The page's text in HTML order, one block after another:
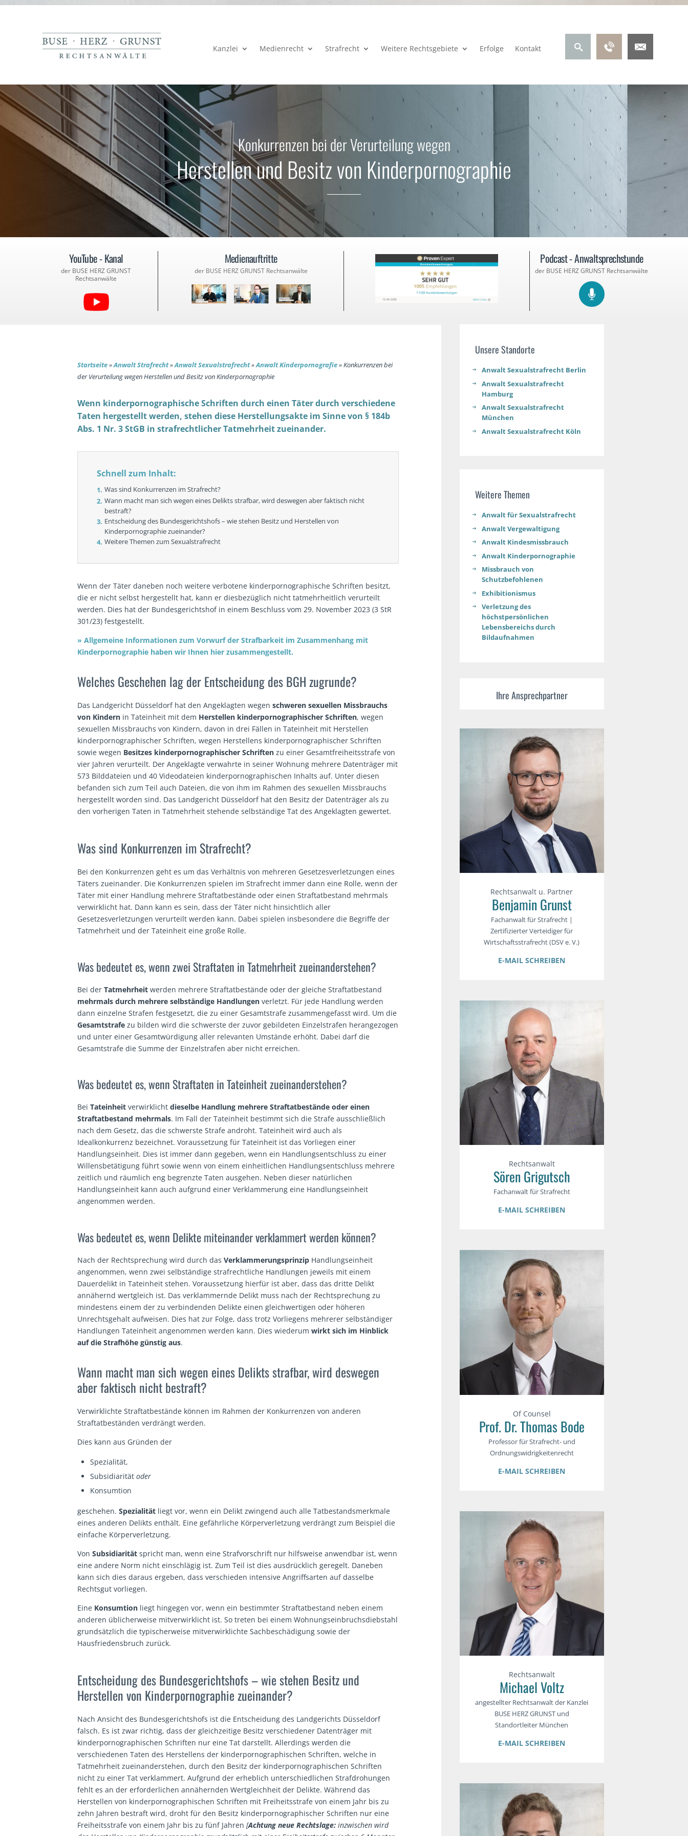
Kanzlei Medienrecht Strafrecht Weitere Rechtsgebiete Erfolge Kontakt
Konkurrenzen bei der Verurteilung wegen
Herstellen und Besitz von Kinderpornographie
YouTube - Kanal
der BUSE HERZ GRUNST
Rechtsanwälte
Medienauftritte
der BUSE HERZ GRUNST Rechtsanwälte
Podcast - Anwaltsprechstunde
der BUSE HERZ GRUNST Rechtsanwälte
Startseite»Anwalt Strafrecht»Anwalt Sexualstrafrecht»Anwalt Kinderpornografie»Konkurrenzen bei
der Verurteilung wegen Herstellen und Besitz von Kinderpornographie
Wenn kinderpornographische Schriften durch einen Täter durch verschiedene
Taten hergestellt werden, stehen diese Herstellungsakte im Sinne von § 184b
Abs. 1 Nr. 3 StGB in strafrechtlicher Tatmehrheit zueinander.
Schnell zum Inhalt:
Was sind Konkurrenzen im Strafrecht?
Wann macht man sich wegen eines Delikts strafbar, wird deswegen aber faktisch nicht
bestraft?
Entscheidung des Bundesgerichtshofs – wie stehen Besitz und Herstellen von
Kinderpornographie zueinander?
Weitere Themen zum Sexualstrafrecht
Wenn der Täter daneben noch weitere verbotene kinderpornographische Schriften besitzt,
die er nicht selbst hergestellt hat, kann er diesbezüglich nicht tatmehrheitlich verurteilt
werden. Dies hat der Bundesgerichtshof in einem Beschluss vom 29. November 2023 (3 StR
301/23) festgestellt.
» Allgemeine Informationen zum Vorwurf der Strafbarkeit im Zusammenhang mit
Kinderpornographie haben wir Ihnen hier zusammengestellt.
Welches Geschehen lag der Entscheidung des BGH zugrunde?
Das Landgericht Düsseldorf hat den Angeklagten wegenschweren sexuellen Missbrauchs
von Kindern in Tateinheit mit dem Herstellen kinderpornographischer Schriften, wegen
sexuellen Missbrauchs von Kindern, davon in drei Fällen in Tateinheit mit Herstellen
kinderpornographischer Schriften, wegen Herstellens kinderpornographischer Schriften
sowie wegen Besitzes kinderpornographischer Schriften zu einer Gesamtfreiheitsstrafe von
vier Jahren verurteilt. Der Angeklagte verwahrte in seiner Wohnung mehrere Datenträger mit
573 Bilddateien und 40 Videodateien kinderpornographischen Inhalts auf. Unter diesen
befanden sich zum Teil auch Dateien, die von ihm im Rahmen des sexuellen Missbrauchs
hergestellt worden sind. Das Landgericht Düsseldorf hat den Besitz der Datenträger als zu
den vorherigen Taten in Tatmehrheit stehende selbständige Tat des Angeklagten gewertet.
Was sind Konkurrenzen im Strafrecht?
Bei den Konkurrenzen geht es um das Verhältnis von mehreren Gesetzesverletzungen eines
Täters zueinander. Die Konkurrenzen spielen im Strafrecht immer dann eine Rolle, wenn der
Täter mit einer Handlung mehrere Straftatbestände oder einen Straftatbestand mehrmals
verwirklicht hat. Dann kann es sein, dass der Täter nicht hinsichtlich aller
Gesetzesverletzungen verurteilt werden kann. Dabei spielen insbesondere die Begriffe der
Tatmehrheit und der Tateinheit eine große Rolle.
Was bedeutet es, wenn zwei Straftaten in Tatmehrheit zueinanderstehen?
Bei derTatmehrheit werden mehrere Straftatbestände oder der gleiche Straftatbestand
mehrmals durch mehrere selbständige Handlungen verletzt. Für jede Handlung werden
dann einzelne Strafen festgesetzt, die zu einer Gesamtstrafe zusammengefasst wird. Um die
Gesamtstrafe zu bilden wird die schwerste der zuvor gebildeten Einzelstrafen herangezogen
und unter einer Gesamtwürdigung aller relevanten Umstände erhöht. Dabei darf die
Gesamtstrafe die Summe der Einzelstrafen aber nicht erreichen.
Was bedeutet es, wenn Straftaten in Tateinheit zueinanderstehen?
BeiTateinheit verwirklichtdieselbe Handlung mehrere Straftatbestände oder einen
Straftatbestand mehrmals. Im Fall der Tateinheit bestimmt sich die Strafe ausschließlich
nach dem Gesetz, das die schwerste Strafe androht. Tateinheit wird auch als
Idealkonkurrenz bezeichnet. Voraussetzung für Tateinheit ist das Vorliegen einer
Handlungseinheit. Dies ist immer dann gegeben, wenn ein Handlungsentschluss zu einer
Willensbetätigung führt sowie wenn von einem einheitlichen Handlungsentschluss mehrere
zeitlich und räumlich eng begrenzte Taten ausgehen. Neben dieser natürlichen
Handlungseinheit kann auch aufgrund einer Verklammerung eine Handlungseinheit
angenommen werden.
Was bedeutet es, wenn Delikte miteinander verklammert werden können?
Nach der Rechtsprechung wird durch dasVerklammerungsprinzip Handlungseinheit
angenommen, wenn zwei selbständige strafrechtliche Handlungen jeweils mit einem
Dauerdelikt in Tateinheit stehen. Voraussetzung hierfür ist aber, dass das dritte Delikt
annähernd wertgleich ist. Das verklammernde Delikt muss nach der Rechtsprechung zu
mindestens einem der zu verbindenden Delikte einen gleichwertigen oder höheren
Unrechtsgehalt aufweisen. Dies hat zur Folge, dass trotz Vorliegens mehrerer selbständiger
Handlungen Tateinheit angenommen werden kann. Dies wiederumwirkt sich im Hinblick
auf die Strafhöhe günstig aus.
Wann macht man sich wegen eines Delikts strafbar, wird deswegen
aber faktisch nicht bestraft?
Verwirklichte Straftatbestände können im Rahmen der Konkurrenzen von anderen
Straftatbeständen verdrängt werden.
Dies kann aus Gründen der
Spezialität,
Subsidiaritätoder
Konsumtion
geschehen.Spezialität liegt vor, wenn ein Delikt zwingend auch alle Tatbestandsmerkmale
eines anderen Delikts enthält. Eine gefährliche Körperverletzung verdrängt zum Beispiel die
einfache Körperverletzung.
VonSubsidiarität spricht man, wenn eine Strafvorschrift nur hilfsweise anwendbar ist, wenn
eine andere Norm nicht einschlägig ist. Zum Teil ist dies ausdrücklich geregelt. Daneben
kann sich dies daraus ergeben, dass verschieden intensive Angriffsarten auf dasselbe
Rechtsgut vorliegen.
Eine Konsumtion liegt hingegen vor, wenn ein bestimmter Straftatbestand neben einem
anderen üblicherweise mitverwirklicht ist. So treten bei einem Wohnungseinbruchsdiebstahl
grundsätzlich die typischerweise mitverwirklichte Sachbeschädigung sowie der
Hausfriedensbruch zurück.
Entscheidung des Bundesgerichtshofs – wie stehen Besitz und
Herstellen von Kinderpornographie zueinander?
Nach Ansicht des Bundesgerichtshofs ist die Entscheidung des Landgerichts Düsseldorf
falsch. Es ist zwar richtig, dass der gleichzeitige Besitz verschiedener Datenträger mit
kinderpornographischen Schriften nur eine Tat darstellt. Allerdings werden die
verschiedenen Taten des Herstellens der kinderpornographischen Schriften, welche in
Tatmehrheit zueinanderstehen, durch den Besitz der kinderpornographischen Schriften
nicht zu einer Tat verklammert. Aufgrund der erheblich unterschiedlichen Strafdrohungen
fehlt es an der erforderlichen annähernden Wertgleichheit der Delikte. Während das
Herstellen von kinderpornographischen Schriften mit Freiheitsstrafe von einem Jahr bis zu
zehn Jahren bestraft wird, droht für den Besitz kinderpornographischer Schriften nur eine
Freiheitsstrafe von einem Jahr bis zu fünf Jahren[Achtung neue Rechtslage: inzwischen wird
Unsere Standorte
Anwalt Sexualstrafrecht Berlin
Anwalt Sexualstrafrecht
Hamburg
Anwalt Sexualstrafrecht
München
Anwalt Sexualstrafrecht Köln
Weitere Themen
Anwalt für Sexualstrafrecht
Anwalt Vergewaltigung
Anwalt Kindesmissbrauch
Anwalt Kinderpornographie
Missbrauch von
Schutzbefohlenen
Exhibitionismus
Verletzung des
höchstpersönlichen
Lebensbereichs durch
Bildaufnahmen
Ihre Ansprechpartner
Rechtsanwalt u. Partner
Benjamin Grunst
Fachanwalt für Strafrecht |
Zertifizierter Verteidiger für
Wirtschaftsstrafrecht (DSV e. V.)
E-MAIL SCHREIBEN
Rechtsanwalt
Sören Grigutsch
Fachanwalt für Strafrecht
E-MAIL SCHREIBEN
Of Counsel
Prof. Dr. Thomas Bode
Professor für Strafrecht- und
Ordnungswidrigkeitenrecht
E-MAIL SCHREIBEN
Rechtsanwalt
Michael Voltz
angestellter Rechtsanwalt der Kanzlei
BUSE HERZ GRUNST und
Standortleiter München
E-MAIL SCHREIBEN